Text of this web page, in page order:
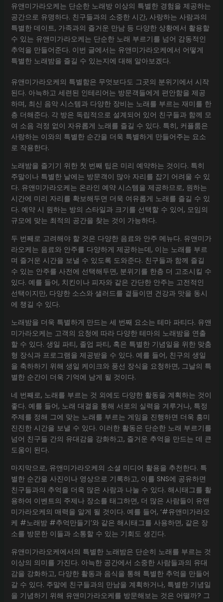
유앤미가라오케는 단순한 노래방 이상의 특별한 경험을 제공하는
공간으로 유명하다. 친구들과의 소중한 시간, 사랑하는 사람과의
특별한 데이트, 가족과의 즐거운 만남 등 다양한 상황에서 활용할
수 있는 유앤미가라오케는 단순한 노래 부르기를 넘어 감동적인
추억을 만들어준다. 이번 글에서는 유앤미가라오케에서 어떻게
특별한 노래밤을 즐길 수 있는지에 대해 알아보겠다.
유앤미가라오케의 특별함은 무엇보다도 그곳의 분위기에서 시작
된다. 아늑하고 세련된 인테리어는 방문객들에게 편안함을 제공
하며, 최신 음악 시스템과 다양한 장비는 노래를 부르는 재미를 한
층 더해준다. 각 방은 독립적으로 설계되어 있어 친구들과 함께 모
여 소음 걱정 없이 자유롭게 노래를 즐길 수 있다. 특히, 커플룸은
사랑하는 이와의 특별한 순간을 더욱 특별하게 만들어주는 요소
로 작용한다.
노래밤을 즐기기 위한 첫 번째 팁은 미리 예약하는 것이다. 특히
주말이나 특별한 날에는 방문객이 많아 자리를 잡기 어려울 수 있
다. 유앤미가라오케는 온라인 예약 시스템을 제공하므로, 원하는
시간에 미리 자리를 확보해두면 더욱 여유롭게 노래를 즐길 수 있
다. 예약 시 원하는 방의 스타일과 크기를 선택할 수 있어, 모임의
규모에 맞는 최적의 공간을 찾는 것이 가능하다.
두 번째로 고려해야 할 것은 다양한 음료와 안주 메뉴다. 유앤미가
라오케는 음료와 안주를 다양하게 제공하는데, 이는 노래를 부르
며 즐거운 시간을 보낼 수 있도록 도와준다. 친구들과 함께 즐길
수 있는 안주를 사전에 선택해두면, 분위기를 한층 더 고조시킬 수
있다. 예를 들어, 치킨이나 피자와 같은 간단한 안주는 고전적인
선택이지만, 다양한 소스와 샐러드를 곁들이면 건강과 맛을 동시
에 챙길 수 있다.
노래밤을 더욱 특별하게 만드는 세 번째 요소는 테마 파티다. 유앤
미가라오케는 고객의 요청에 따라 다양한 테마의 노래밤을 연출
할 수 있다. 생일 파티, 졸업 파티, 혹은 특별한 기념일을 위한 맞춤
형 장식과 프로그램을 제공받을 수 있다. 예를 들어, 친구의 생일
을 축하하기 위해 생일 케이크와 풍선 장식을 요청하면, 그날의 특
별한 순간이 더욱 기억에 남게 될 것이다.
네 번째로, 노래를 부르는 것 외에도 다양한 활동을 계획하는 것이
좋다. 예를 들어, 노래 대결을 통해 서로의 실력을 겨루거나, 특정
주제를 정해 그에 맞는 노래를 부르는 게임을 진행하면 더욱 흥미
진진한 시간을 보낼 수 있다. 이러한 활동은 단순한 노래 부르기를
넘어 친구들 간의 유대감을 강화하고, 즐거운 추억을 만드는 데 큰
도움이 된다.
마지막으로, 유앤미가라오케의 소셜 미디어 활용을 추천한다. 특
별한 순간을 사진이나 영상으로 기록하고, 이를 SNS에 공유하면
친구들과의 추억을 더욱 많은 사람과 나눌 수 있다. 해시태그를 활
용하여 이벤트의 주제나 장소를 태그하면, 더 많은 사람들이 유앤
미가라오케의 매력을 알게 될 것이다. 예를 들어, ‘#유앤미가라오
케 #노래밤 #추억만들기’와 같은 해시태그를 사용하면, 같은 장
소를 방문한 이들과 소통할 수 있는 기회도 생긴다.
유앤미가라오케에서의 특별한 노래밤은 단순히 노래를 부르는 것
이상의 의미를 가진다. 아늑한 공간에서 소중한 사람들과의 유대
감을 강화하고, 다양한 활동과 음식을 통해 특별한 추억을 만들어
갈 수 있다. 주말에 친구들과의 만남을 계획하거나, 특별한 기념일
을 기념하기 위해 유앤미가라오케를 방문해보는 것은 어떨까? 그